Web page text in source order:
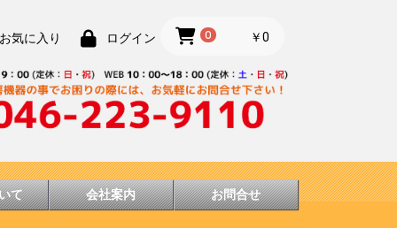
気に入り ログイン 0 ￥0
て 会社案内 お問合せ